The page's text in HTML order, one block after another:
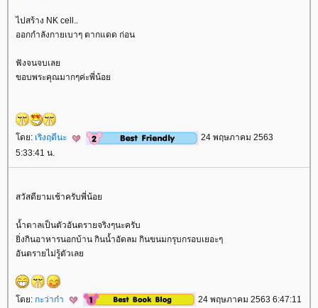
ไปสร้าง NK cell..
ออกกำลังกายเบาๆ ตากแดด ก่อน
ฟังจนจบเล
ขอบพระคุณมากๆค่ะพี่น้อ
ดย: เริงฤดีนะ
24 พฤษภาคม 2563
5:33:41 น.
สวัสดียามเช้าครับพี่น้อ
น้ำตาลเป็นตัวอันตรายจริงๆนะครับ
ิ่งกินอาหารนอกบ้าน กินน้ำอัดลม กินขนมกรุบกรอบเยอะๆ
อันตรายไม่รู้ตัวเล
ดย: กะว่าก๋า
24 พฤษภาคม 2563 6:47:11